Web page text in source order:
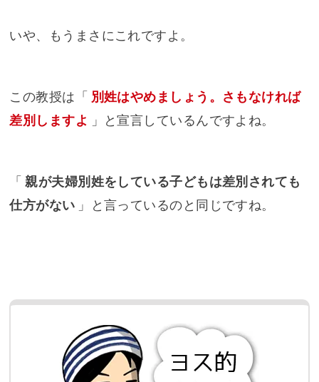
いや、もうまさにこれですよ。
この教授は「 別姓はやめましょう。さもなければ
差別しますよ
」と宣言しているんですよね。
「 親が夫婦別姓をしている子どもは差別されても
仕方がない 」と言っているのと同じですね。